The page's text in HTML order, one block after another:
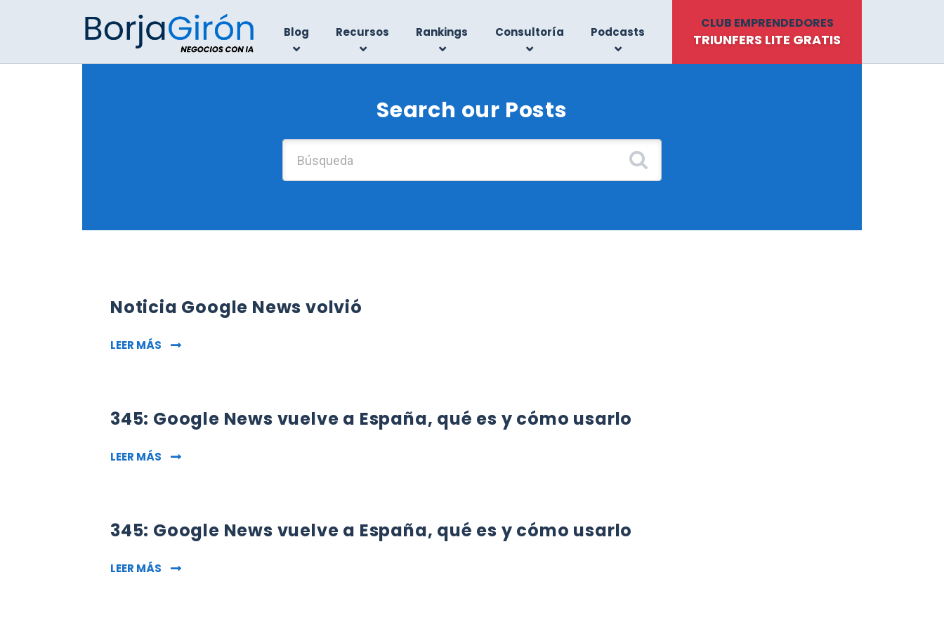
Blog Recursos Rankings Consultoría Podcasts
CLUB EMPRENDEDORES
TRIUNFERS LITE GRATIS
Search our Posts
Noticia Google News volvió
LEER MÁS NOTICIA GOOGLE NEWS VOLVIÓ
345: Google News vuelve a España, qué es y cómo usarlo
LEER MÁS 345: GOOGLE NEWS VUELVE A ESPAÑA, QUÉ ES Y CÓMO USARLO
345: Google News vuelve a España, qué es y cómo usarlo
LEER MÁS 345: GOOGLE NEWS VUELVE A ESPAÑA, QUÉ ES Y CÓMO USARLO